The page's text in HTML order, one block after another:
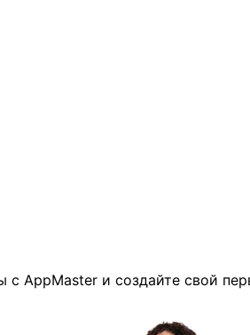
с AppMaster и создайте свой